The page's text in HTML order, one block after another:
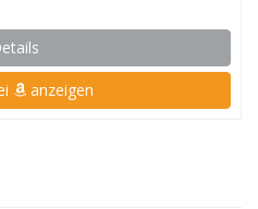
anzeigen